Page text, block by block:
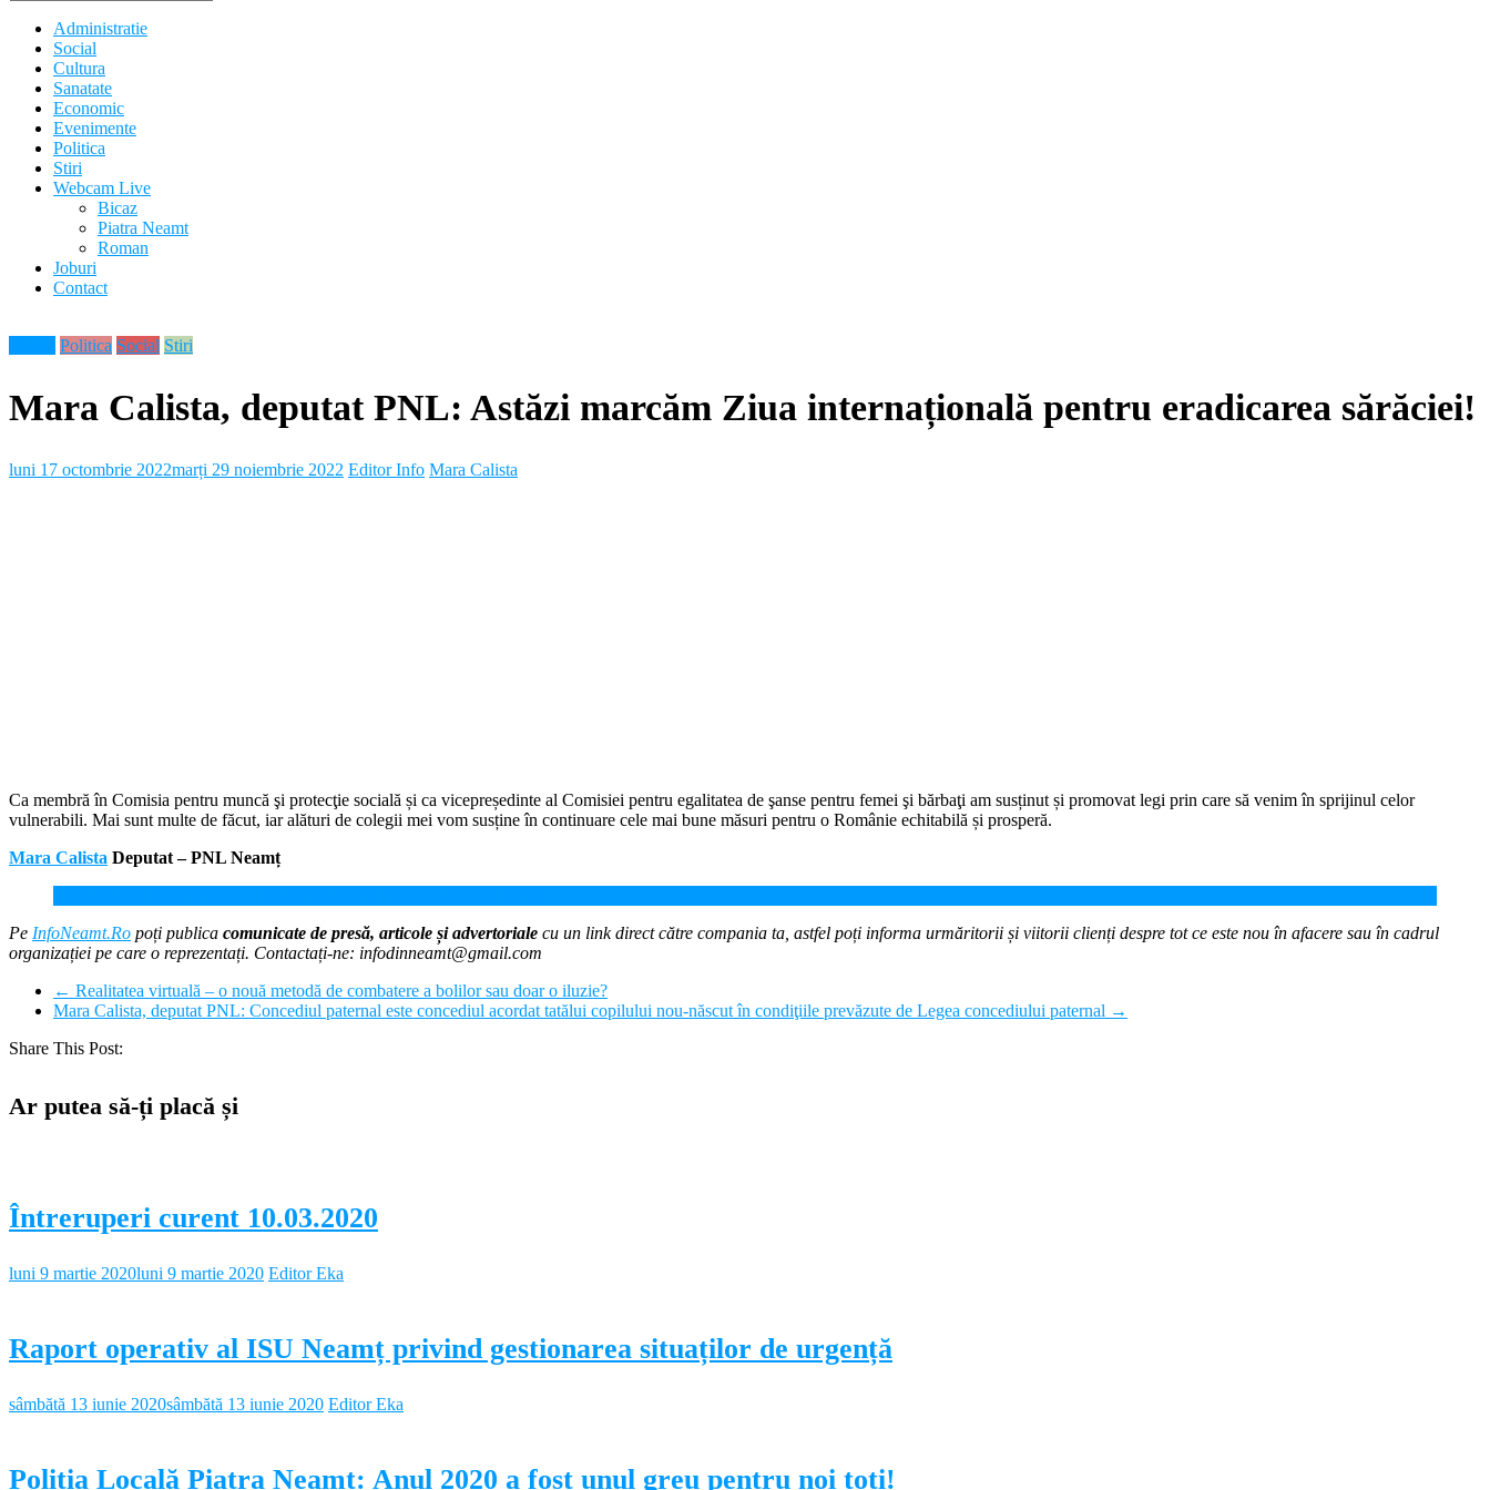
Administratie
Social
Cultura
Sanatate
Economic
Evenimente
Politica
Stiri
Webcam Live
Bicaz
Piatra Neamt
Roman
Joburi
Contact
Politica Social Stiri
Mara Calista, deputat PNL: Astăzi marcăm Ziua internațională pentru eradicarea sărăciei!
luni 17 octombrie 2022marți 29 noiembrie 2022 Editor Info Mara Calista
Ca membră în Comisia pentru muncă şi protecţie socială și ca vicepreședinte al Comisiei pentru egalitatea de şanse pentru femei şi bărbaţi am susținut și promovat legi prin care să venim în sprijinul celor
vulnerabili. Mai sunt multe de făcut, iar alături de colegii mei vom susține în continuare cele mai bune măsuri pentru o Românie echitabilă și prosperă.
Mara Calista Deputat – PNL Neamț
Pe InfoNeamt.Ro poți publica comunicate de presă, articole și advertoriale cu un link direct către compania ta, astfel poți informa urmăritorii și viitorii clienți despre tot ce este nou în afacere sau în cadrul
organizației pe care o reprezentați. Contactați-ne: infodinneamt@gmail.com
← Realitatea virtuală – o nouă metodă de combatere a bolilor sau doar o iluzie?
Mara Calista, deputat PNL: Concediul paternal este concediul acordat tatălui copilului nou-născut în condiţiile prevăzute de Legea concediului paternal →
Share This Post:
Ar putea să-ți placă și
Întreruperi curent 10.03.2020
luni 9 martie 2020luni 9 martie 2020 Editor Eka
Raport operativ al ISU Neamț privind gestionarea situaților de urgență
sâmbătă 13 iunie 2020sâmbătă 13 iunie 2020 Editor Eka
Poliția Locală Piatra Neamț: Anul 2020 a fost unul greu pentru noi toți!